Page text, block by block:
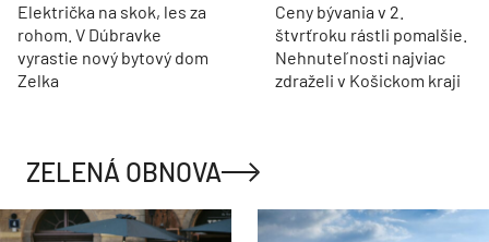
Električka na skok, les za
rohom. V Dúbravke
vyrastie nový bytový dom
Zelka
Ceny bývania v 2.
štvrťroku rástli pomalšie.
Nehnuteľnosti najviac
zdraželi v Košickom kraji
ZELENÁ OBNOVA